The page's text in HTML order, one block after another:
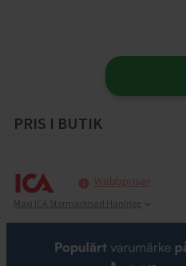
PRIS I BUTIK
Webbpriser
Maxi ICA Stormarknad Haninge